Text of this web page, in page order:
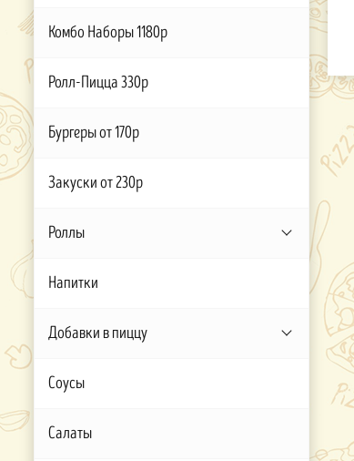
Комбо Наборы 1180р
Ролл-Пицца 330р
Бургеры от 170р
Закуски от 230р
Роллы
Напитки
Добавки в пиццу
Соусы
Салаты